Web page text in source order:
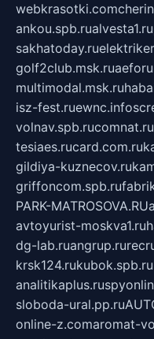
webkrasotki.com
ankou.spb.rualvesta1.ru
sakhatoday.ru
golf2club.msk.ru
multimodal.msk.ru
isz-fest.ruewnc.info
volnav.spb.rucomnat.ru
tesiaes.rucard.com.ru
gildiya-kuznecov.ru
griffoncom.spb.ru
PARK-MATROSOVA.RU
avtoyurist-moskva1.ru
dg-lab.ruangrup.ru
krsk124.rukubok.spb.ru
analitikaplus.ru
sloboda-ural.pp.ru
online-z.comaromat-